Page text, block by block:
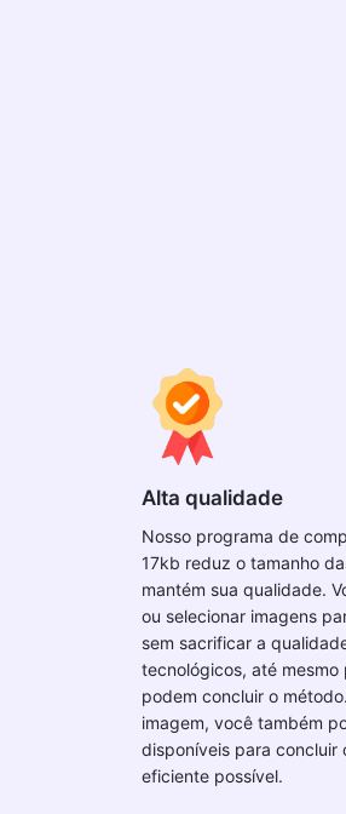
Alta qualidade
Nosso programa de
17kb reduz o tamanho
mantém sua qualidade.
ou selecionar imagens
sem sacrificar a
tecnológicos, até mesmo
podem concluir o
imagem, você também
disponíveis para concluir
eficiente possível.